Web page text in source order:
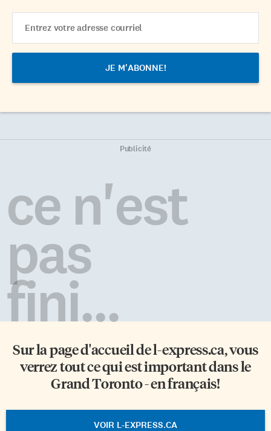
Address
Publicité
ce n'est
pas
fini...
Sur la page d'accueil del-express.ca, vous
verrez tout ce qui est important dans le
Grand Toronto - en français!
VOIR L-EXPRESS.CA